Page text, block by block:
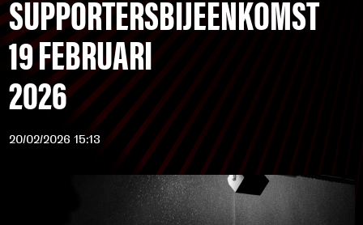
SUPPORTERSBIJEENKOMST
19 FEBRUARI
2026
20/02/2026 15:13